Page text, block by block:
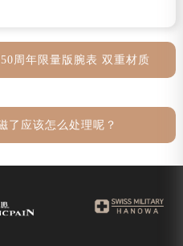
周年限量版腕表 双重材质
了应该怎么处理呢？